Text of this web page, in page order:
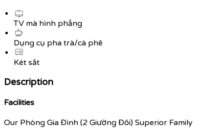
TV mà hình phẳng
Dụng cụ pha trà/cà phê
Két sắt
Description
Facilities
Our Phòng Gia Đình (2 Giường Đôi) Superior Family